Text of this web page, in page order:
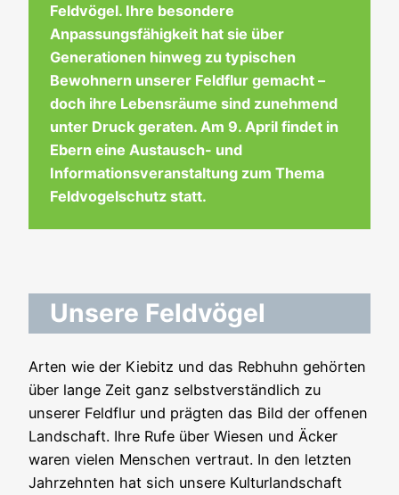
Feldvögel. Ihre besondere
Anpassungsfähigkeit hat sie über
Generationen hinweg zu typischen
Bewohnern unserer Feldflur gemacht –
doch ihre Lebensräume sind zunehmend
unter Druck geraten. Am 9. April findet in
Ebern eine Austausch- und
Informationsveranstaltung zum Thema
Feldvogelschutz statt.
Unsere Feldvögel
Arten wie der Kiebitz und das Rebhuhn gehörten
über lange Zeit ganz selbstverständlich zu
unserer Feldflur und prägten das Bild der offenen
Landschaft. Ihre Rufe über Wiesen und Äcker
waren vielen Menschen vertraut. In den letzten
Jahrzehnten hat sich unsere Kulturlandschaft